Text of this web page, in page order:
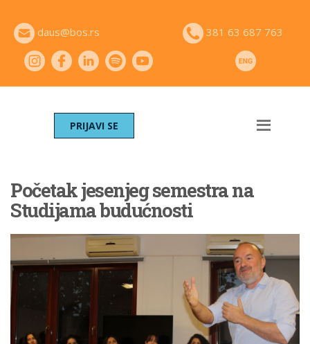
daus@bos.rs 381 63 687 763
PRIJAVI SE
Početak jesenjeg semestra na
Studijama budućnosti